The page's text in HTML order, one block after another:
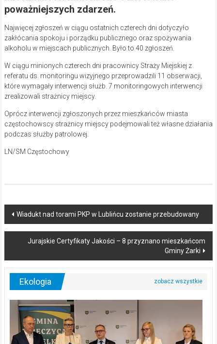
poważniejszych zdarzeń.
Najwięcej zgłoszeń w ciągu ostatnich czterech dni dotyczyło
zakłócania spokoju i porządku publicznego oraz spożywania
alkoholu w miejscach publicznych. Było to 40 zgłoszeń.
W ciągu minionych czterech dni pracownicy Straży Miejskiej z
referatu ds. monitoringu wizyjnego przeprowadzili 11 obserwacji,
które wymagały interwencji służb. 7 monitoringowych interwencji
zrealizowali strażnicy miejscy.
Oprócz interwencji zgłoszonych przez mieszkańców miasta
częstochowscy strażnicy miejscy podejmowali też własne działania
podczas służby patrolowej.
LN/SM Częstochowy
Post
navigation
Wiadukt nad torami PKP w Lublińcu zostanie przebudowany
Jurajskie Certyfikaty Jakości – 8 przyznano mieszkańcom
Gminy Żarki
Ekologia